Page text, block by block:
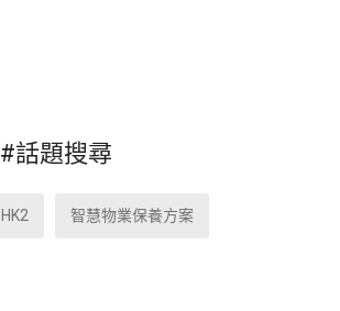
#話題搜尋
HK2 智慧物業保養方案